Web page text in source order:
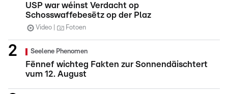
USP war wéinst Verdacht op
Schosswaffebesëtz op der Plaz
Video Fotoen
Seelene Phenomen
Fënnef wichteg Fakten zur Sonnendäischtert
vum 12. August